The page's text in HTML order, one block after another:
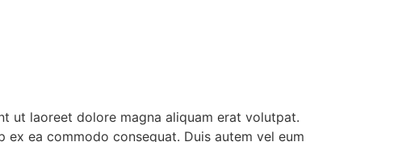
ut laoreet dolore magna aliquam erat volutpat.
ea commodo consequat. Duis autem vel eum